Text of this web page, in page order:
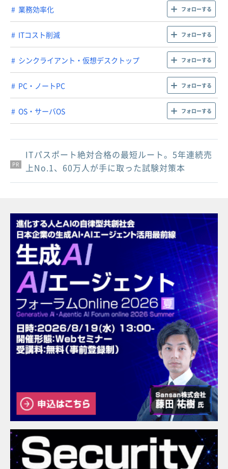
業務効率化 フォローする
ITコスト削減 フォローする
シンクライアント・仮想デスクトップ フォローする
PC・ノートPC フォローする
OS・サーバOS フォローする
PR
PR
PR
ITパスポート絶対合格の最短ルート。5年連続売
上No.1、60万人が手に取った試験対策本